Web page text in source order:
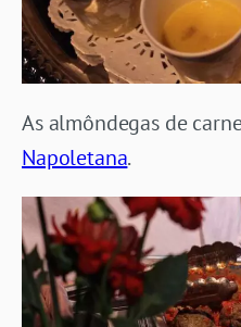
As almôndegas de
Napoletana.